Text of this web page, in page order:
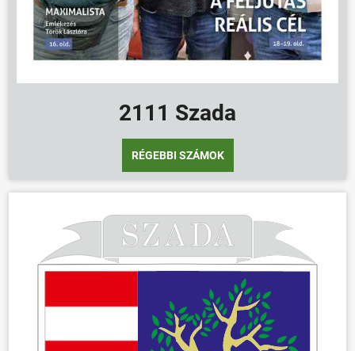
2111 Szada
RÉGEBBI SZÁMOK